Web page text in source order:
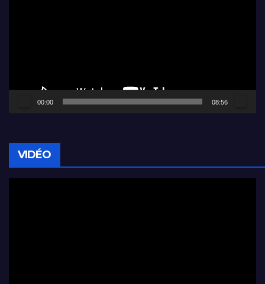
00:00 08:56
VIDÉO